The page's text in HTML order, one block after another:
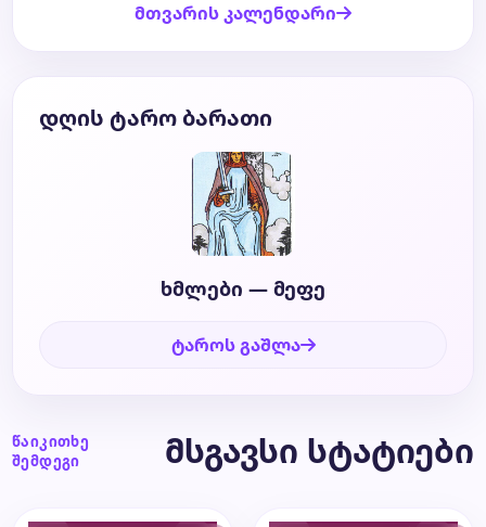
მთვარის კალენდარი
დღის ტარო ბარათი
ხმლები — მეფე
ტაროს გაშლა
წაიკითხე
შემდეგი
მსგავსი სტატიები